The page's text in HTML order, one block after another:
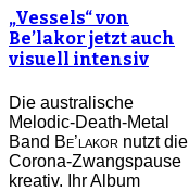
„Vessels“ von
Be’lakor jetzt auch
visuell intensiv
Die australische
Melodic-Death-Metal
Band Be’lakor nutzt die
Corona-Zwangspause
kreativ. Ihr Album